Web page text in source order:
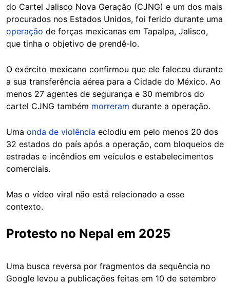
do Cartel Jalisco Nova Geração (CJNG) e um dos mais
procurados nos Estados Unidos, foi ferido durante uma
operação de forças mexicanas em Tapalpa, Jalisco,
que tinha o objetivo de prendê-lo.
O exército mexicano confirmou que ele faleceu durante
a sua transferência aérea para a Cidade do México. Ao
menos 27 agentes de segurança e 30 membros do
cartel CJNG também morreram durante a operação.
Uma onda de violência eclodiu em pelo menos 20 dos
32 estados do país após a operação, com bloqueios de
estradas e incêndios em veículos e estabelecimentos
comerciais.
Mas o vídeo viral não está relacionado a esse
contexto.
Protesto no Nepal em 2025
Uma busca reversa por fragmentos da sequência no
Google levou a publicações feitas em 10 de setembro